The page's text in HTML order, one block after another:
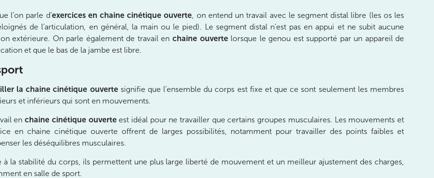
l’on parle d’exercices en chaine cinétique ouverte , on entend un travail avec le segment distal libre (les os les
de l’articulation, en général, la main ou le pied). Le segment distal n’est pas en appui et ne subit aucune
extérieure. On parle également de travail en chaine ouvertelorsque le genou est supporté par un appareil de
et que le bas de la jambe est libre.
la chaine cinétique ouvertesignifie que l’ensemble du corps est fixe et que ce sont seulement les membres
et inférieurs qui sont en mouvements.
enchaine cinétique ouverteest idéal pour ne travailler que certains groupes musculaires. Les mouvements et
en chaine cinétique ouverte offrent de larges possibilités, notamment pour travailler des points faibles et
les déséquilibres musculaires.
à la stabilité du corps, ils permettent une plus large liberté de mouvement et un meilleur ajustement des charges,
en salle de sport.